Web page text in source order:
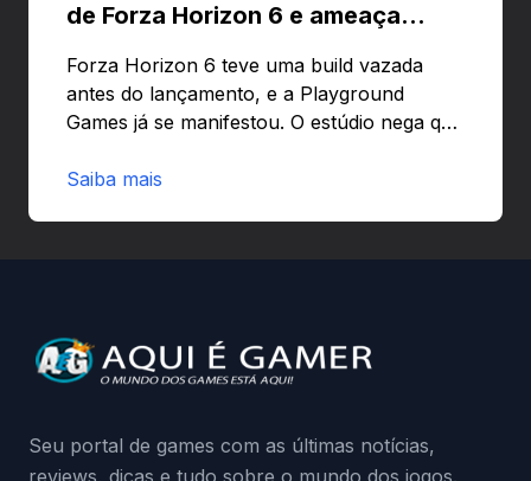
de Forza Horizon 6 e ameaça
Forza Horizon 6 teve uma build vazada
antes do lançamento, e a Playground
Games já se manifestou. O estúdio nega que
preload e avisa que quem usar versões não
da Playground: negação do preload,
medidas contra acessos não autorizados
Saiba mais
Seu portal de games com as últimas notícias,
reviews, dicas e tudo sobre o mundo dos jogos.